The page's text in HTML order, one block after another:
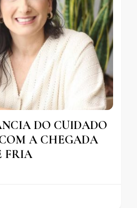
DO CUIDADO
A CHEGADA
FRIA